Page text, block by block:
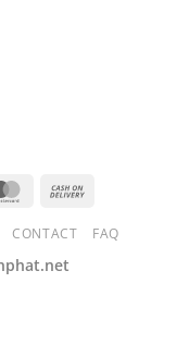
CONTACT FAQ